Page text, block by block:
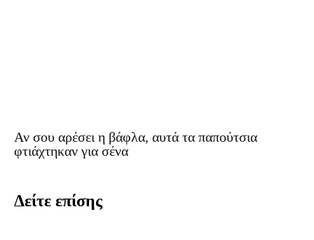
Αν σου αρέσει η βάφλα, αυτά τα παπούτσια
φτιάχτηκαν για σένα
Δείτε επίσης